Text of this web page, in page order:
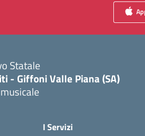
Statale
- Giffoni Valle Piana (SA)
I Servizi